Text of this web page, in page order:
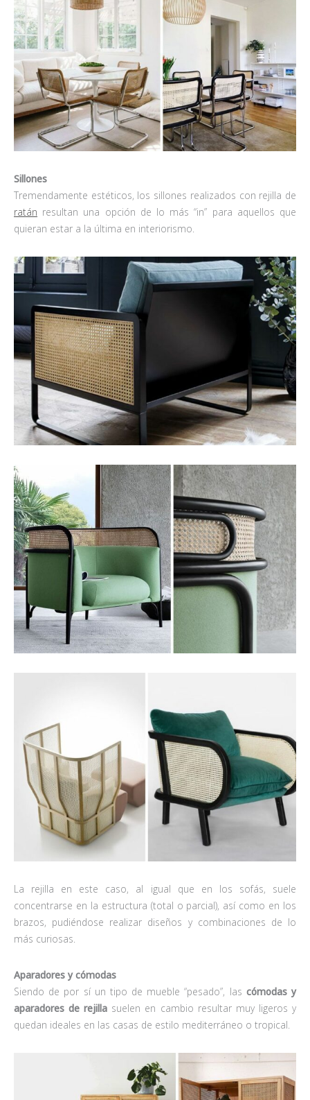
Sillones
Tremendamente estéticos, los sillones realizados con rejilla de
ratán resultan una opción de lo más “in” para aquellos que
quieran estar a la última en interiorismo.
La rejilla en este caso, al igual que en los sofás, suele
concentrarse en la estructura (total o parcial), así como en los
brazos, pudiéndose realizar diseños y combinaciones de lo
más curiosas.
Aparadores y cómodas
Siendo de por sí un tipo de mueble “pesado”, las cómodas y
aparadores de rejilla suelen en cambio resultar muy ligeros y
quedan ideales en las casas de estilo mediterráneo o tropical.